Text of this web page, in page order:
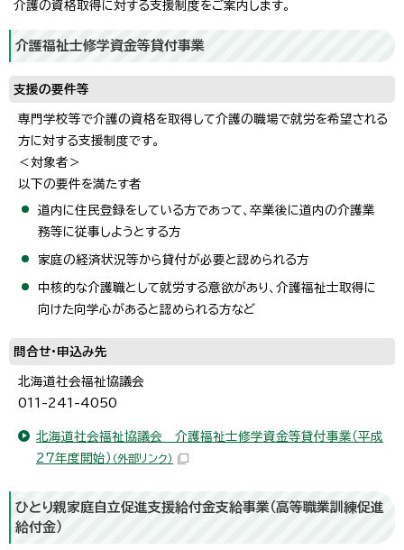
介護の資格取得に対する支援制度をご案内します。
介護福祉士修学資金等貸付事業
支援の要件等
専門学校等で介護の資格を取得して介護の職場で就労を希望される
方に対する支援制度です。
＜対象者＞
以下の要件を満たす者
道内に住民登録をしている方であって、卒業後に道内の介護業
務等に従事しようとする方
家庭の経済状況等から貸付が必要と認められる方
中核的な介護職として就労する意欲があり、介護福祉士取得に
向けた向学心があると認められる方など
問合せ・申込み先
北海道社会福祉協議会
011-241-4050
北海道社会福祉協議会 介護福祉士修学資金等貸付事業（平成
27年度開始） （外部リンク）
ひとり親家庭自立促進支援給付金支給事業（高等職業訓練促進
給付金）